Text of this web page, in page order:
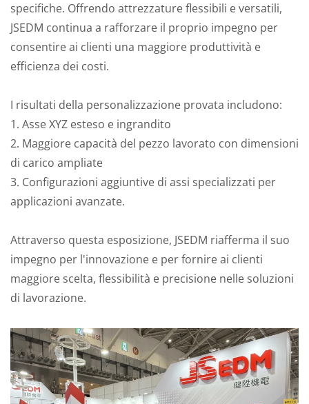
specifiche. Offrendo attrezzature flessibili e versatili,
JSEDM continua a rafforzare il proprio impegno per
consentire ai clienti una maggiore produttività e
efficienza dei costi.
I risultati della personalizzazione provata includono:
1. Asse XYZ esteso e ingrandito
2. Maggiore capacità del pezzo lavorato con dimensioni
di carico ampliate
3. Configurazioni aggiuntive di assi specializzati per
applicazioni avanzate.
Attraverso questa esposizione, JSEDM riafferma il suo
impegno per l'innovazione e per fornire ai clienti
maggiore scelta, flessibilità e precisione nelle soluzioni
di lavorazione.